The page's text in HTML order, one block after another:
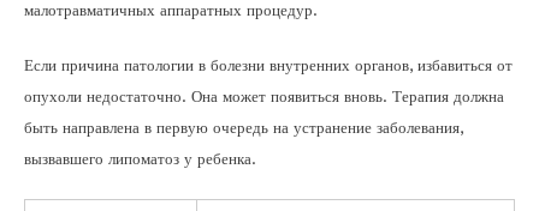
малотравматичных аппаратных процедур.
Если причина патологии в болезни внутренних органов, избавиться от
опухоли недостаточно. Она может появиться вновь. Терапия должна
быть направлена в первую очередь на устранение заболевания,
вызвавшего липоматоз у ребенка.